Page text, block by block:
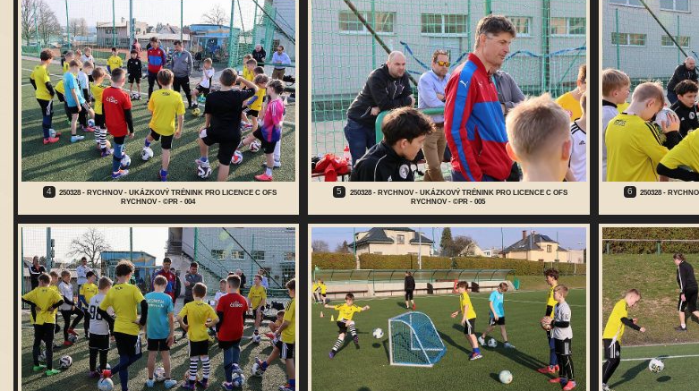
4
250328 - RYCHNOV - UKÁZKOVÝ TRÉNINK PRO LICENCE C OFS
RYCHNOV - ©PR - 004
5
250328 - RYCHNOV - UKÁZKOVÝ TRÉNINK PRO LICENCE C OFS
RYCHNOV - ©PR - 005
6
250328 -